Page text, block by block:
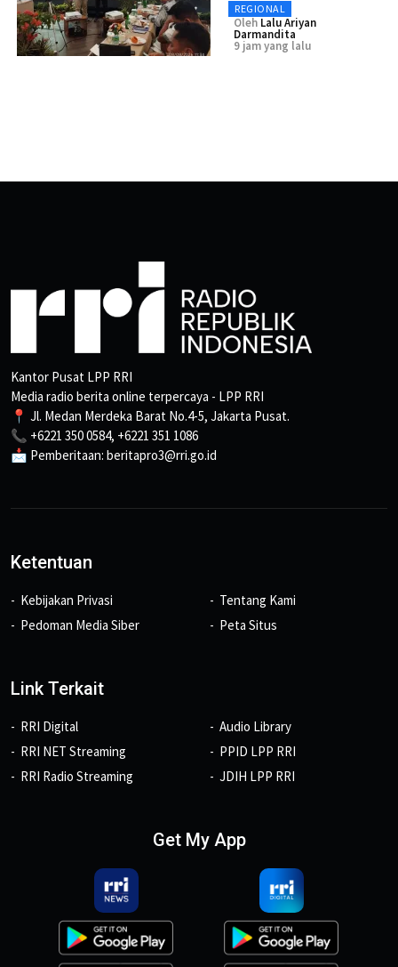
REGIONAL
Oleh Lalu Ariyan
Darmandita
9 jam yang lalu
Kantor Pusat LPP RRI
Media radio berita online terpercaya - LPP RRI
📍 Jl. Medan Merdeka Barat No.4-5, Jakarta Pusat.
📞 +6221 350 0584, +6221 351 1086
📩 Pemberitaan: beritapro3@rri.go.id
Ketentuan
Kebijakan Privasi
Pedoman Media Siber
Tentang Kami
Peta Situs
Link Terkait
RRI Digital
RRI NET Streaming
RRI Radio Streaming
Audio Library
PPID LPP RRI
JDIH LPP RRI
Get My App